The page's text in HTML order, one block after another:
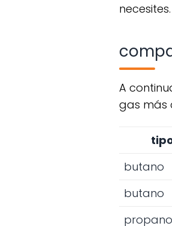
necesites.
a continuación, ofrecemos una tabla comparativa que resume las características de las bombonas de
gas más
butano
butano
propano